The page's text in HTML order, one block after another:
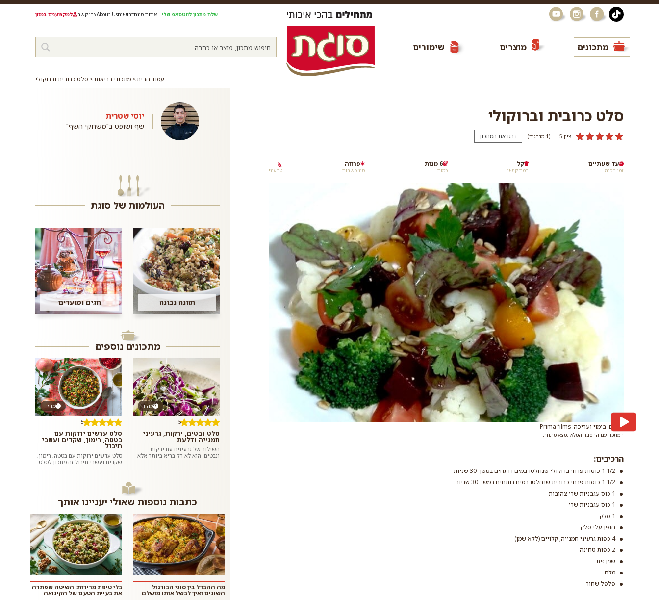
שלח מתכון לווטסאפ שלי אודות סוגתדרושיםAbout Usצרו קשר למקצוענים במזון
מתכונים מוצרים שימורים
עמוד הבית מתכוני בריאות סלט כרובית וברוקולי
סלט כרובית וברוקולי
ציון 5 (1 מדרגים) דרגו את המתכון
זמן הכנה
עד שעתיים
רמת קושי
קל
כמות
6 מנות
סוג כשרות
פרווה
טבעוני
צילום, בימוי ועריכה: Prima films
המתכון עם ההסבר המלא נמצא מתחת
הרכיבים:
1/2 1 כוסות פרחי ברוקולי שנחלטו במים רותחים במשך 30 שניות
1/2 1 כוסות פרחי כרובית שנחלטו במים רותחים במשך 30 שניות
1 כוס עגבניות שרי צהובות
1 כוס עגבניות שרי
1 סלק
חופן עלי סלק
4 כפות גרעיני חמנייה, קלויים (ללא שמן)
2 כפות טחינה
שמן זית
מלח
פלפל שחור
יוסי שטרית
שף ושופט ב"משחקי השף"
העולמות של סוגת
תזונה נבונה חגים ומועדים
מתכונים נוספים
מהיר
5
סלט נבטים, ירקות, גרעיני
חמנייה ודלעת
השילוב של גרעינים עם ירקות
ונבטים, הוא לא רק בריא ביותר אלא
מהיר
5
סלט עדשים ירוקות עם
בטטה, רימון, שקדים ועשבי
תיבול
סלט עדשים ירוקות עם בטטה, רימון,
שקדים ועשבי תיבול זה מתכון לסלט
כתבות נוספות שאולי יעניינו אותך
מה ההבדל בין סוגי הבורגול
השונים ואיך לבשל אותו מושלם
בלי טיפת מרירות: השיטה שפתרה
את בעיית הטעם של הקינואה